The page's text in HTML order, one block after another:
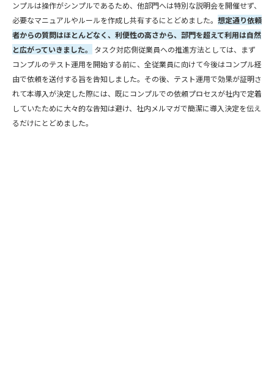
ンプルは操作がシンプルであるため、他部門へは特別な説明会を開催せず、
必要なマニュアルやルールを作成し共有するにとどめました。 想定通り依頼
者からの質問はほとんどなく、利便性の高さから、部門を超えて利用は自然
と広がっていきました。
タスク対応側従業員への推進方法としては、まず
コンプルのテスト運用を開始する前に、全従業員に向けて今後はコンプル経
由で依頼を送付する旨を告知しました。その後、テスト運用で効果が証明さ
れて本導入が決定した際には、既にコンプルでの依頼プロセスが社内で定着
していたために大々的な告知は避け、社内メルマガで簡潔に導入決定を伝え
るだけにとどめました。